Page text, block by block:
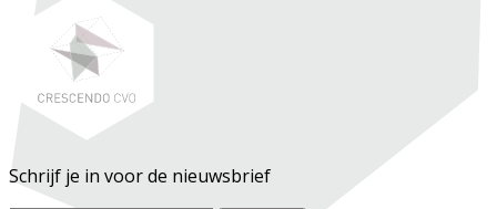
Schrijf je in voor de nieuwsbrief